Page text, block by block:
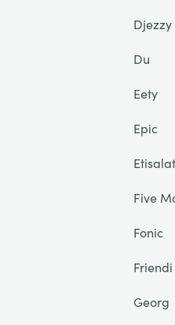
Djezzy
Du
Eety
Epic
Etisalat
Five
Fonic
Georg